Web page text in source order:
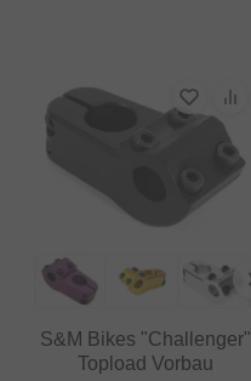
S&M Bikes "Challenger"
Topload Vorbau